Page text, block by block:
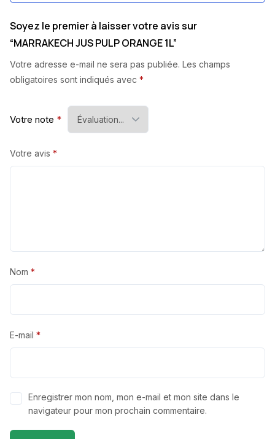
Soyez le premier à laisser votre avis sur
“MARRAKECH JUS PULP ORANGE 1L”
Votre adresse e-mail ne sera pas publiée. Les champs
obligatoires sont indiqués avec *
Votre note *
Votre avis *
Nom *
E-mail *
Enregistrer mon nom, mon e-mail et mon site dans le
navigateur pour mon prochain commentaire.